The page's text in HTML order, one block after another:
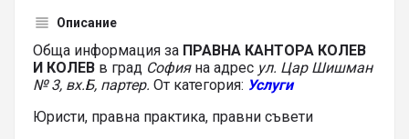
Описание
Обща информация за ПРАВНА КАНТОРА КОЛЕВ
И КОЛЕВ в град София на адрес ул. Цар Шишман
№ 3, вх.Б, партер. От категория: Услуги
Юристи, правна практика, правни съвети